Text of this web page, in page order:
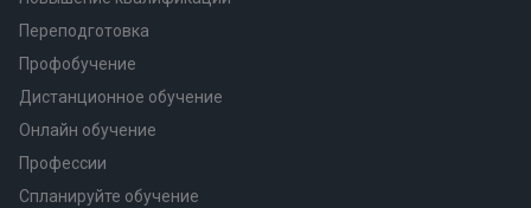
Переподготовка
Профобучение
Дистанционное обучение
Онлайн обучение
Профессии
Спланируйте обучение